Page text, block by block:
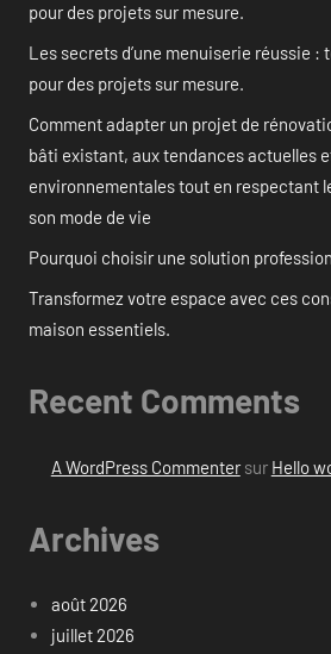
pour des projets sur mesure.
Les secrets d’une menuiserie réussie :
pour des projets sur mesure.
Comment adapter un projet de
bâti existant, aux tendances actuelles
environnementales tout en respectant
son mode de vie
Pourquoi choisir une solution
Transformez votre espace avec ces
maison essentiels.
Recent Comments
A WordPress Commentersur Hello
Archives
août 2026
juillet 2026